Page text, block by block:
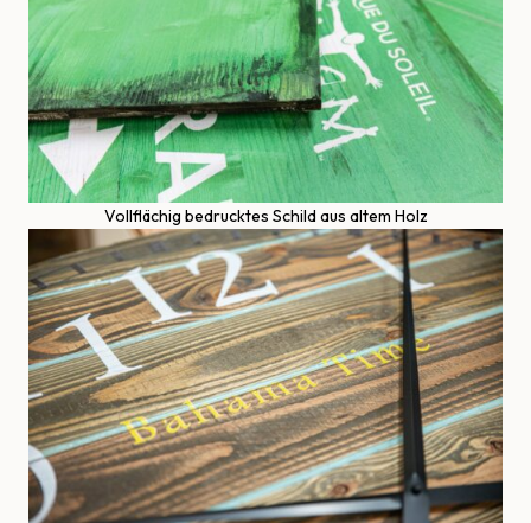
Vollflächig bedrucktes Schild aus altem Holz